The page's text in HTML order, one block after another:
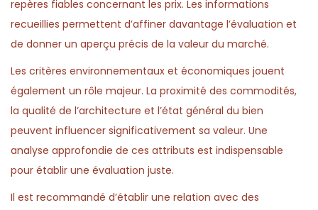
repères fiables concernant les prix. Les informations
recueillies permettent d’affiner davantage l’évaluation et
de donner un aperçu précis de la valeur du marché.
Les critères environnementaux et économiques jouent
également un rôle majeur. La proximité des commodités,
la qualité de l’architecture et l’état général du bien
peuvent influencer significativement sa valeur. Une
analyse approfondie de ces attributs est indispensable
pour établir une évaluation juste.
Il est recommandé d’établir une relation avec des